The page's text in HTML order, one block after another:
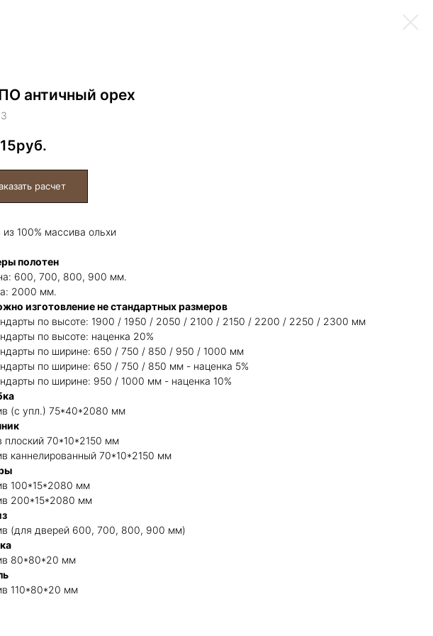
античный орех
из 100% массива ольхи
полотен
600, 700, 800, 900 мм.
2000 мм.
изготовление не стандартных размеров
по высоте: 1900 / 1950 / 2050 / 2100 / 2150 / 2200 / 2250 / 2300 мм
по высоте: наценка 20%
по ширине: 650 / 750 / 850 / 950 / 1000 мм
по ширине: 650 / 750 / 850 мм - наценка 5%
по ширине: 950 / 1000 мм - наценка 10%
(с упл.) 75*40*2080 мм
плоский 70*10*2150 мм
каннелированный 70*10*2150 мм
100*15*2080 мм
200*15*2080 мм
(для дверей 600, 700, 800, 900 мм)
80*80*20 мм
110*80*20 мм